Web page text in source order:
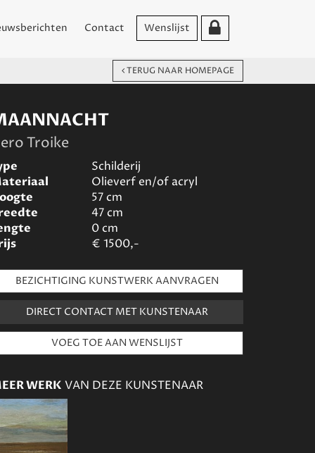
Contact Wenslijst
TERUG NAAR HOMEPAGE
Troike
Schilderij
Olieverf en/of acryl
57cm
47cm
0cm
€ 1500,-
BEZICHTIGING KUNSTWERK AANVRAGEN
DIRECT CONTACT MET KUNSTENAAR
WERK VAN DEZE KUNSTENAAR